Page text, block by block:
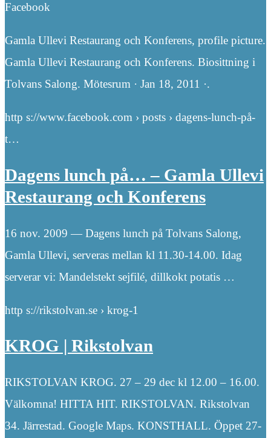
Facebook
Gamla Ullevi Restaurang och Konferens, profile picture.
Gamla Ullevi Restaurang och Konferens. Biosittning i
Tolvans Salong. Mötesrum · Jan 18, 2011 ·.
http s://www.facebook.com › posts › dagens-lunch-på-
t…
Dagens lunch på… – Gamla Ullevi
Restaurang och Konferens
16 nov. 2009 — Dagens lunch på Tolvans Salong,
Gamla Ullevi, serveras mellan kl 11.30-14.00. Idag
serverar vi: Mandelstekt sejfilé, dillkokt potatis …
http s://rikstolvan.se › krog-1
KROG | Rikstolvan
RIKSTOLVAN KROG. 27 – 29 dec kl 12.00 – 16.00.
Välkomna! HITTA HIT. RIKSTOLVAN. Rikstolvan
34. Järrestad. Google Maps. KONSTHALL. Öppet 27-